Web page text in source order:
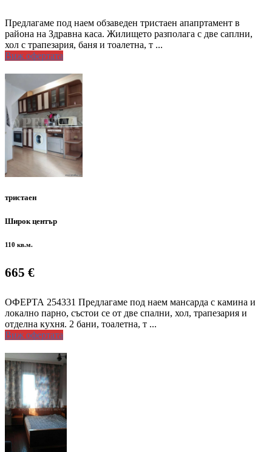
Предлагаме под наем обзаведен тристаен апапртамент в
района на Здравна каса. Жилището разполага с две саплни,
хол с трапезария, баня и тоалетна, т ...
Виж офертата
тристаен
Широк център
110 кв.м.
665 €
ОФЕРТА 254331 Предлагаме под наем мансарда с камина и
локално парно, състои се от две спални, хол, трапезария и
отделна кухня. 2 бани, тоалетна, т ...
Виж офертата